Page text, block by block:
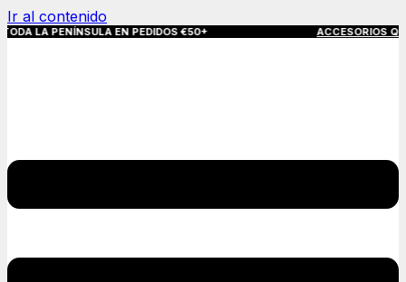
Ir al contenido
EN PEDIDOS €50+ ACCESORIOS QUE MARCAN